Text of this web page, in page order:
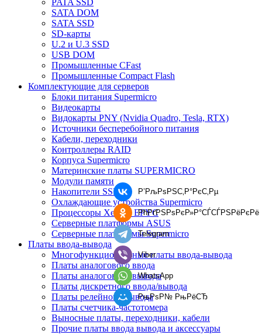
PATA SSD
SATA DOM
SATA SSD
SD-карты
U.2 и U.3 SSD
USB DOM
Промышленные CFast
Промышленные Compact Flash
Комплектующие для серверов
Блоки питания Supermicro
Видеокарты
Видокарты PNY (Nvidia Quadro, Tesla, RTX)
Источники бесперебойного питания
Кабели, переходники
Контроллеры RAID
Корпуса Supermicro
Материнские платы SUPERMICRO
Модули памяти
Накопители SSD
Охлаждающие устройства Supermicro
Процессоры Xeon и EPYC
Серверные платформы ASUS
Серверные платформы Supermicro
Платы ввода-вывода
Многофункциональные платы ввода-вывода
Платы аналогового ввода
Платы аналогового вывода
Платы дискретного ввода/вывода
Платы релейного вывода
Платы счетчика-частотомера
Выносные платы, переходники, кабели
Прочие платы ввода вывода и аксессуары
Р’РљРѕРЅС‚Р°РєС‚Рµ
РћРґРЅРѕРєР»Р°СЃСЃРЅРёРєРё
Telegram
Viber
WhatsApp
РњРѕР№ РњРёСЂ